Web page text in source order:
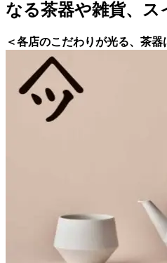
なる茶器や雑貨、ス
＜各店のこだわりが光る、茶器